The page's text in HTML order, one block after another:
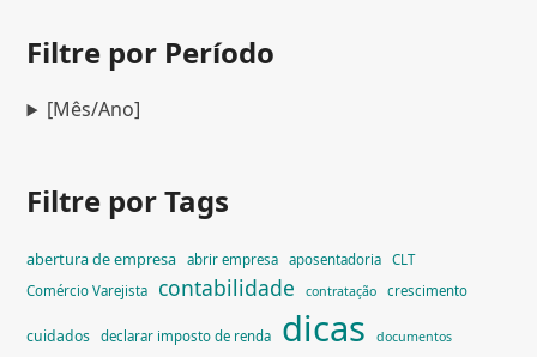
Filtre por Período
[Mês/Ano]
Filtre por Tags
abertura de empresa abrir empresa aposentadoria
CLT
Comércio Varejista
contabilidade contratação crescimento
cuidados declarar imposto de renda dicas documentos